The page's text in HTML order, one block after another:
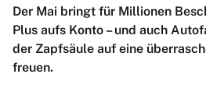
Der Mai bringt für Millionen
Plus aufs Konto – und auch
der Zapfsäule auf eine
freuen.